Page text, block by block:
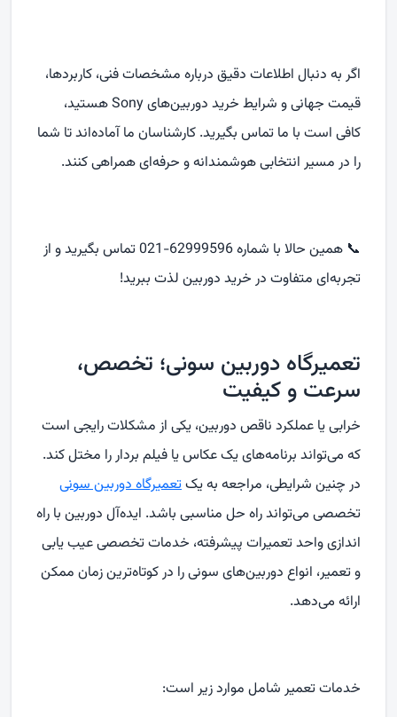
اگر به دنبال اطلاعات دقیق درباره مشخصات فنی، کاربردها،
قیمت جهانی و شرایط خرید دوربین‌هایSonyهستید،
کافی است با ما تماس بگیرید. کارشناسان ما آماده‌اند تا شما
را در مسیر انتخابی هوشمندانه و حرفه‌ای همراهی کنند.
📞 همین حالا با شماره 62999596-021 تماس بگیرید و از
تجربه‌ای متفاوت در خرید دوربین لذت ببرید!
تعمیرگاه دوربین سونی؛ تخصص،
سرعت و کیفیت
خرابی یا عملکرد ناقص دوربین، یکی از مشکلات رایجی‌ است
که می‌تواند برنامه‌های یک عکاس یا فیلم‌ بردار را مختل کند.
در چنین شرایطی، مراجعه به یکتعمیرگاه دوربین سونی
تخصصی می‌تواند راه‌ حل مناسبی باشد. ایده‌آل دوربین با راه‌
اندازی واحد تعمیرات پیشرفته، خدمات تخصصی عیب‌ یابی
و تعمیر، انواع دوربین‌های سونی را در کوتاه‌ترین زمان ممکن
ارائه می‌دهد.
خدمات تعمیر شامل موارد زیر است: